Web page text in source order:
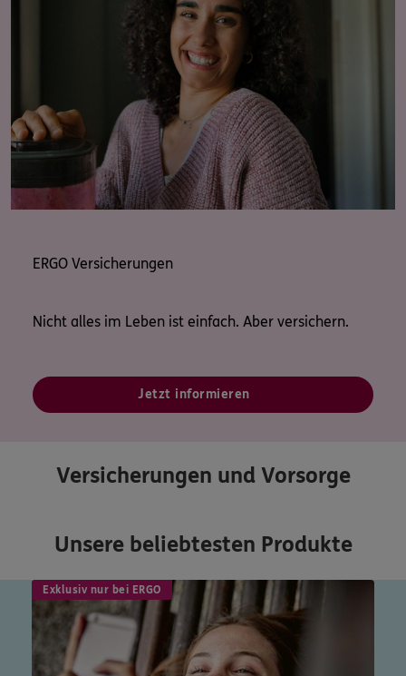
ERGO Versicherungen
Nicht alles im Leben ist einfach. Aber versichern.
Jetzt informieren
Versicherungen und Vorsorge
Unsere beliebtesten Produkte
Exklusiv nur bei ERGO